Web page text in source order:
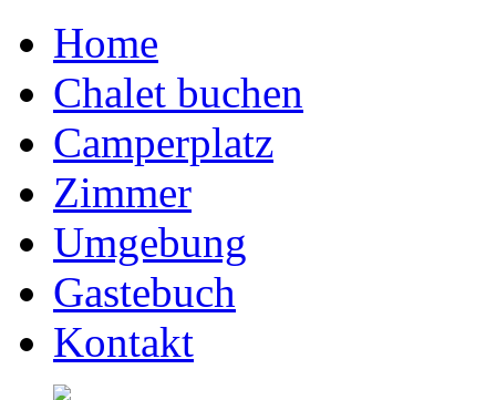
Home
Chalet buchen
Camperplatz
Zimmer
Umgebung
Gastebuch
Kontakt